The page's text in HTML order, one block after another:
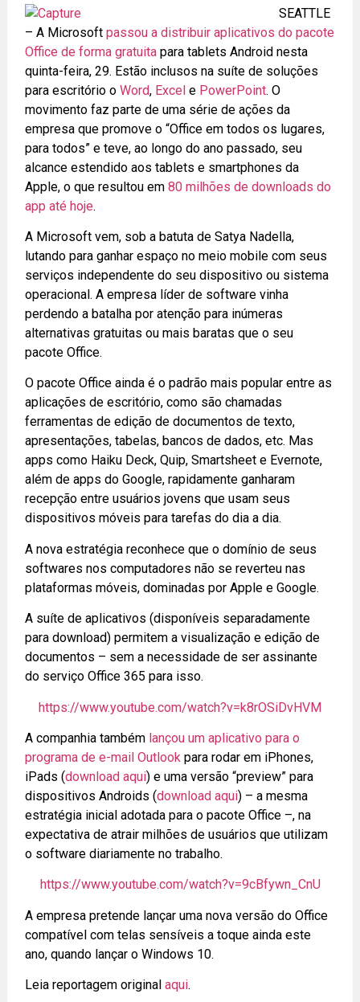
SEATTLE
– A Microsoftpassou a distribuir aplicativos do pacote
Office de forma gratuita para tablets Android nesta
quinta-feira, 29. Estão inclusos na suíte de soluções
para escritório oWord, Excele PowerPoint. O
movimento faz parte de uma série de ações da
empresa que promove o “Office em todos os lugares,
para todos” e teve, ao longo do ano passado, seu
alcance estendido aos tablets e smartphones da
Apple, o que resultou em80 milhões de downloads do
app até hoje.
A Microsoft vem, sob a batuta de Satya Nadella,
lutando para ganhar espaço no meio mobile com seus
serviços independente do seu dispositivo ou sistema
operacional. A empresa líder de software vinha
perdendo a batalha por atenção para inúmeras
alternativas gratuitas ou mais baratas que o seu
pacote Office.
O pacote Office ainda é o padrão mais popular entre as
aplicações de escritório, como são chamadas
ferramentas de edição de documentos de texto,
apresentações, tabelas, bancos de dados, etc. Mas
apps como Haiku Deck, Quip, Smartsheet e Evernote,
além de apps do Google, rapidamente ganharam
recepção entre usuários jovens que usam seus
dispositivos móveis para tarefas do dia a dia.
A nova estratégia reconhece que o domínio de seus
softwares nos computadores não se reverteu nas
plataformas móveis, dominadas por Apple e Google.
A suíte de aplicativos (disponíveis separadamente
para download) permitem a visualização e edição de
documentos – sem a necessidade de ser assinante
do serviço Office 365 para isso.
https://www.youtube.com/watch?v=k8rOSiDvHVM
A companhia também lançou um aplicativo para o
programa de e-mail Outlook para rodar em iPhones,
iPads (download aqui) e uma versão “preview” para
dispositivos Androids (download aqui) – a mesma
estratégia inicial adotada para o pacote Office –, na
expectativa de atrair milhões de usuários que utilizam
o software diariamente no trabalho.
https://www.youtube.com/watch?v=9cBfywn_CnU
A empresa pretende lançar uma nova versão do Office
compatível com telas sensíveis a toque ainda este
ano, quando lançar o Windows 10.
Leia reportagem originalaqui.